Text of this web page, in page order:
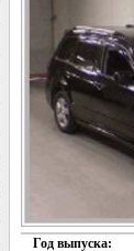
Год выпуска: